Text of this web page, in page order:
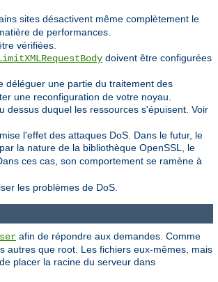
sites désactivent même complètement le
de performances.
vérifiées.
doivent être configurées
déléguer une partie du traitement des
une reconfiguration de votre noyau.
dessus duquel les ressources s'épuisent. Voir
l'effet des attaques DoS. Dans le futur, le
la nature de la bibliothèque OpenSSL, le
ces cas, son comportement se ramène à
les problèmes de DoS.
afin de répondre aux demandes. Comme
autres que root. Les fichiers eux-mêmes, mais
placer la racine du serveur dans